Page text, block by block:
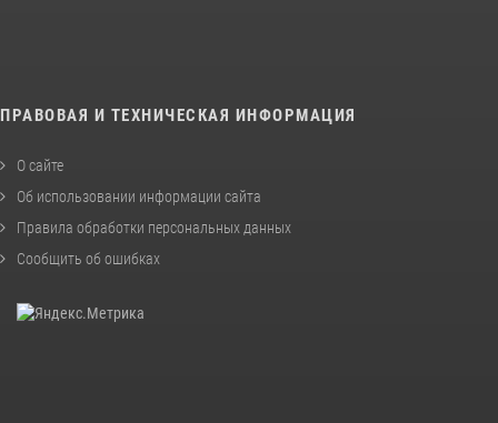
ПРАВОВАЯ И ТЕХНИЧЕСКАЯ ИНФОРМАЦИЯ
О сайте
Об использовании информации сайта
Правила обработки персональных данных
Сообщить об ошибках